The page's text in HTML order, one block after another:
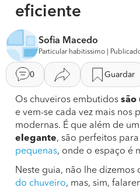
eficiente
Sofia Macedo
Particular habitissimo |
0 Guardar
Os chuveiros embutidos são
e vem-se cada vez mais nos
modernas. É que além de um
elegante, são perfeitos para
pequenas, onde o espaço é
Neste guia, não lhe dizemos
do chuveiro, mas, sim,